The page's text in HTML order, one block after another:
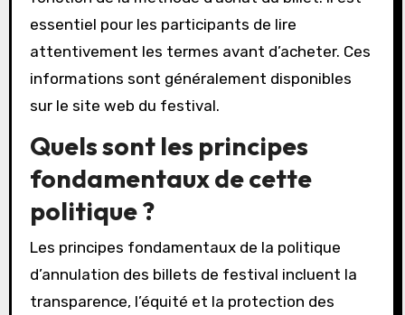
essentiel pour les participants de lire
attentivement les termes avant d’acheter. Ces
informations sont généralement disponibles
sur le site web du festival.
Quels sont les principes
fondamentaux de cette
politique ?
Les principes fondamentaux de la politique
d’annulation des billets de festival incluent la
transparence, l’équité et la protection des